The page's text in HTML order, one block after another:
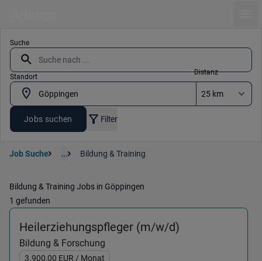
Suche
Standort
Distanz
Jobs suchen Filter
Job Suche ... Bildung & Training
Bildung & Training Jobs in Göppingen
1 gefunden
Heilerziehungspfleger (m/w/d)
Bildung & Forschung
3.900,00 EUR / Monat